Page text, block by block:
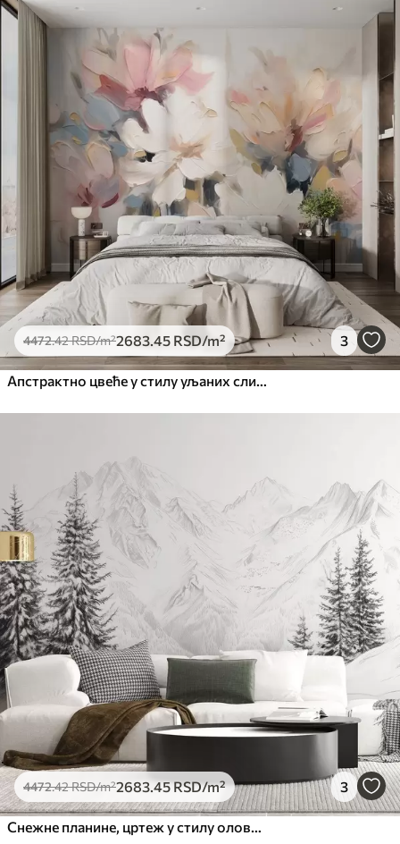
Доступни материјали
Стандард
.42 2683 .45RSD/m²
Премиум
5525.00 3315 .00RSD /m²
Премиум
.333800.00RSD/m²
Peel and Stick
8166.674900.00RSD/m²
4472.42RSD/m²2683 .45 RSD/m² 3
4472.42RSD/m²2683 .45RSD/m² 3